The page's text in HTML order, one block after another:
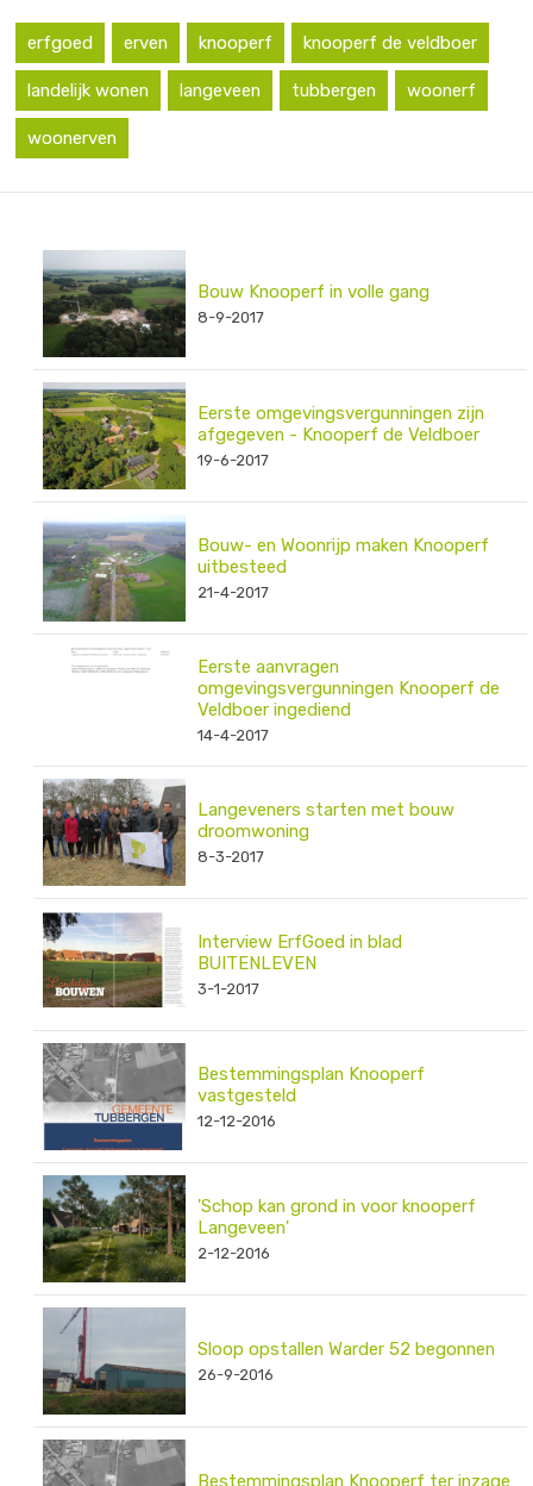
erfgoed erven knooperf knooperf de veldboer
landelijk wonen langeveen tubbergen woonerf
woonerven
Bouw Knooperf in volle gang
8-9-2017
Eerste omgevingsvergunningen zijn
afgegeven - Knooperf de Veldboer
19-6-2017
Bouw- en Woonrijp maken Knooperf
uitbesteed
21-4-2017
Eerste aanvragen
omgevingsvergunningen Knooperf de
Veldboer ingediend
14-4-2017
Langeveners starten met bouw
droomwoning
8-3-2017
Interview ErfGoed in blad
BUITENLEVEN
3-1-2017
Bestemmingsplan Knooperf
vastgesteld
12-12-2016
'Schop kan grond in voor knooperf
Langeveen'
2-12-2016
Sloop opstallen Warder 52 begonnen
26-9-2016
Bestemmingsplan Knooperf ter inzage